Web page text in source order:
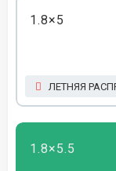
1.8×5
ЛЕТНЯЯ
1.8×5.5